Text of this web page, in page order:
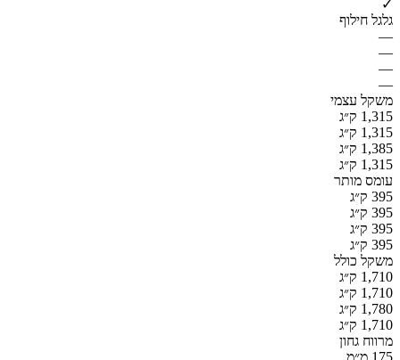
✓
גלגל חילוף
—
—
—
—
משקל עצמי
1,315 ק״ג
1,315 ק״ג
1,385 ק״ג
1,315 ק״ג
עומס מותר
395 ק״ג
395 ק״ג
395 ק״ג
395 ק״ג
משקל כולל
1,710 ק״ג
1,710 ק״ג
1,780 ק״ג
1,710 ק״ג
מרווח גחון
175 מ״מ